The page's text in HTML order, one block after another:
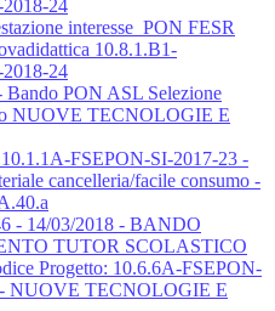
24
interesse_PON FESR
10.8.1.B1-
24
Bando PON ASL Selezione
NUOVE TECNOLOGIE E
FSEPON-SI-2017-23 -
cancelleria/facile consumo -
- 14/03/2018 - BANDO
TUTOR SCOLASTICO
Progetto: 10.6.6A-FSEPON-
NUOVE TECNOLOGIE E